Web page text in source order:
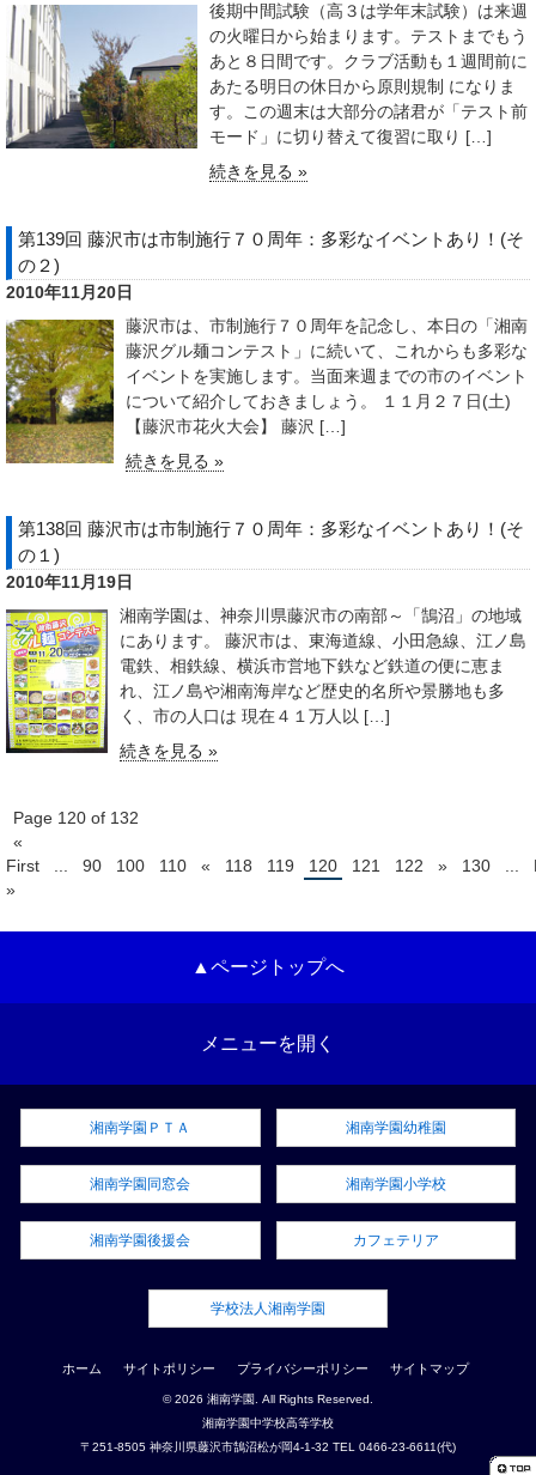
後期中間試験（高３は学年末試験）は来週
の火曜日から始まります。テストまでもう
あと８日間です。クラブ活動も１週間前に
あたる明日の休日から原則規制 になりま
す。この週末は大部分の諸君が「テスト前
モード」に切り替えて復習に取り […]
続きを見る »
第139回 藤沢市は市制施行７０周年：多彩なイベントあり！(そ
の２)
2010年11月20日
藤沢市は、市制施行７０周年を記念し、本日の「湘南
藤沢グル麺コンテスト」に続いて、これからも多彩な
イベントを実施します。当面来週までの市のイベント
について紹介しておきましょう。 １１月２７日(土)
【藤沢市花火大会】 藤沢 […]
続きを見る »
第138回 藤沢市は市制施行７０周年：多彩なイベントあり！(そ
の１)
2010年11月19日
湘南学園は、神奈川県藤沢市の南部～「鵠沼」の地域
にあります。 藤沢市は、東海道線、小田急線、江ノ島
電鉄、相鉄線、横浜市営地下鉄など鉄道の便に恵ま
れ、江ノ島や湘南海岸など歴史的名所や景勝地も多
く、市の人口は 現在４１万人以 […]
続きを見る »
Page 120 of 132
«
First
90 100 110 « 118 119 120 121 122 » 130
»
▲ページトップへ
メニューを開く
湘南学園ＰＴＡ
湘南学園同窓会
湘南学園後援会
湘南学園幼稚園
湘南学園小学校
カフェテリア
学校法人湘南学園
ホーム サイトポリシー プライバシーポリシー サイトマップ
© 2026 湘南学園. All Rights Reserved.
湘南学園中学校高等学校
〒251-8505 神奈川県藤沢市鵠沼松が岡4-1-32 TEL 0466-23-6611(代)